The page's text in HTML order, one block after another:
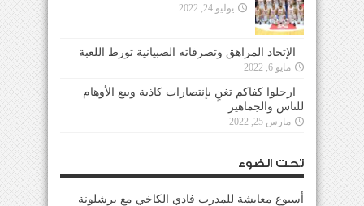
يوليو 24, 2022
الإتحاد المراهق وتصرفاته الصبيانية تورط اللعبة
مايو 6, 2022
ارحلوا كفاكم تغنٍ بإنتصارات كاذبة وبيع الأوهام
للناس والجماهير
مارس 25, 2022
تحت الضوء
أسبوع معايشة للمدرب فادي الكاخي مع برشلونة